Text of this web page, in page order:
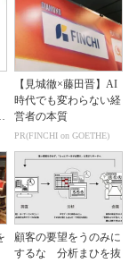
【見城徹×藤田晋】AI
時代でも変わらない経
営者の本質
PR(FINCHI on GOETHE)
顧客の要望をうのみに
するな 分析まひを抜